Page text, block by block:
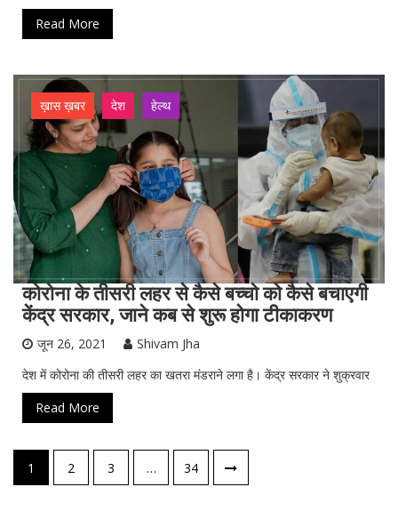
Read More
ख़ास ख़बर देश हेल्थ
कोरोना के तीसरी लहर से कैसे बच्चो को कैसे बचाएगी
केंद्र सरकार, जाने कब से शुरू होगा टीकाकरण
जून 26, 2021
Shivam Jha
देश में कोरोना की तीसरी लहर का खतरा मंडराने लगा है। केंद्र सरकार ने शुक्रवार
Read More
पोस्ट्स
नेविगेशन
1 2 3 … 34